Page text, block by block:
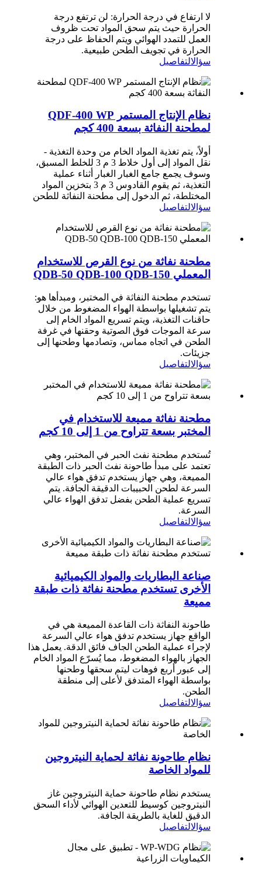
لا ارتفاع في درجة الحرارة: لن ترتفع درجة
الحرارة حيث يتم سحق المواد تحت ظروف
العمل للتمدد الهوائي ويتم الحفاظ على درجة
الحرارة في تجويف الطحن طبيعية.
سؤالالتفاصيل
نظام الإنتاج المستمر QDF-400 WP
لمطحنة النفاثة بسعة 400 كجم
أولاً، يتم تغذية المواد الخام من وحدة التغذية -
نقل المواد إلى أول خلاط 3 م 3 للخلط المسبق،
وسوف يجمع جامع الغبار الغبار أثناء عملية
التغذية، ثم يقوم القادوس 3 م 3 بتخزين المواد
المختلطة، ثم الدخول إلى مطحنة النفاثة للطحن
سؤالالتفاصيل
مطحنة نفاثة من نوع القرص للاستخدام
المعملي QDB-50 QDB-100 QDB-150
تستخدم مطحنة النفاثة في المختبر، ومبدأها هو:
يتم تشغيلها بواسطة الهواء المضغوط من خلال
حاقنات التغذية، ويتم تسريع المواد الخام إلى
سرعة الموجات فوق الصوتية وحقنها في غرفة
الطحن في اتجاه مماس، وتصادمها وطحنها إلى
جزيئات.
سؤالالتفاصيل
مطحنة نفاثة مميعة للاستخدام في
المختبر بسعة تتراوح من 1 إلى 10 كجم
تُستخدم مطحنة نفث الحبر في المختبر، وهي
تعتمد على مبدأ طاحونة نفث الحبر ذات الطبقة
المميعة، وهي جهاز يستخدم تدفق هواء عالي
السرعة لطحن الحبيبات الدقيقة الجافة. يتم
تسريع عملية الطحن بفضل تدفق الهواء عالي
السرعة.
سؤالالتفاصيل
صناعة البطاريات والمواد الكيميائية
الأخرى تستخدم مطحنة نفاثة ذات طبقة
مميعة
طاحونة النفاثة ذات القاعدة المميعة هي في
الواقع جهاز يستخدم تدفق هواء عالي السرعة
لإجراء عملية الطحن الجاف فائق الدقة. يعمل هذا
الجهاز بالهواء المضغوط، مما يُسرّع المواد الخام
إلى عبور أربع فوهات ليتم سحقها وطحنها
بواسطة الهواء المتدفق لأعلى إلى منطقة
الطحن.
سؤالالتفاصيل
نظام طاحونة نفاثة لحماية النيتروجين
للمواد الخاصة
يستخدم نظام طاحونة حماية النيتروجين غاز
النيتروجين كوسيط للتعدين الهوائي لأداء السحق
الدقيق للغاية بالطريقة الجافة.
سؤالالتفاصيل